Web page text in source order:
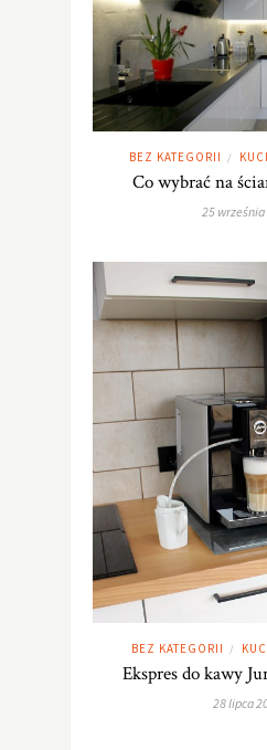
BEZ KATEGORII /
Co wybrać na
25 września
BEZ KATEGORII /
Ekspres do kawy
28 lipca